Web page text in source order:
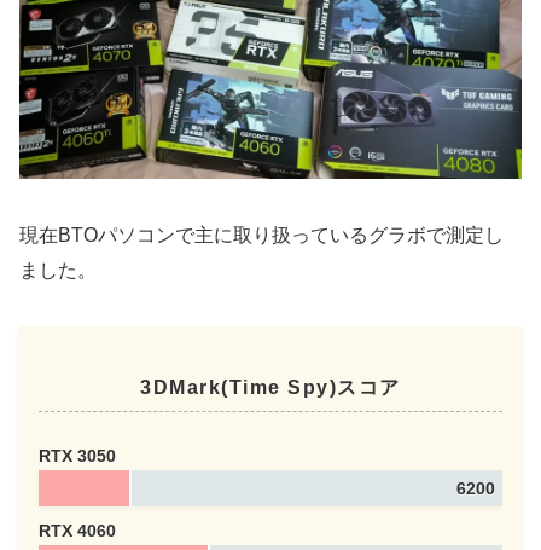
現在BTOパソコンで主に取り扱っているグラボで測定し
ました。
3DMark(Time Spy)スコア
RTX 3050
6200
RTX 4060